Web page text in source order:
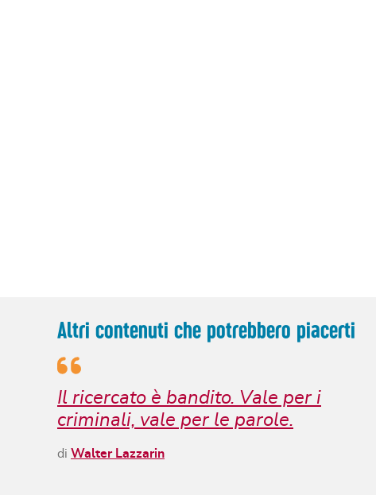
Altri contenuti che potrebbero piacerti
Il ricercato è bandito. Vale per i
criminali, vale per le parole.
di Walter Lazzarin